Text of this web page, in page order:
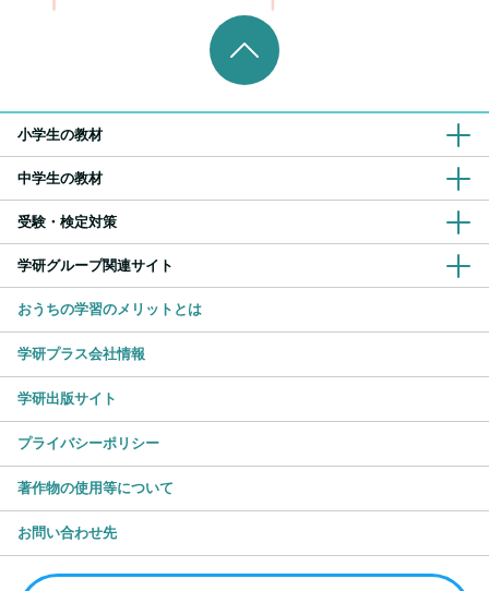
小学生の教材
中学生の教材
受験・検定対策
学研グループ関連サイト
おうちの学習のメリットとは
学研プラス会社情報
学研出版サイト
プライバシーポリシー
著作物の使用等について
お問い合わせ先